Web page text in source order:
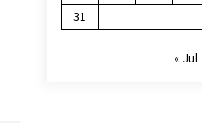
31
« Jul